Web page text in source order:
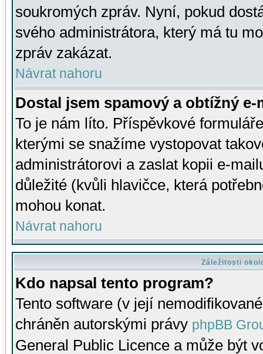
soukromých zpráv. Nyní, pokud
svého administrátora, který má tu
zpráv zakázat.
Návrat nahoru
Dostal jsem spamový a obtížný
To je nám líto. Příspěvkové
kterými se snažíme vystopovat
administrátorovi a zaslat kopii e-
důležité (kvůli hlavičce, která
mohou konat.
Návrat nahoru
Záležitosti
Kdo napsal tento program?
Tento software (v její
chráněn autorskými právy phpBB
General Public Licence a může být